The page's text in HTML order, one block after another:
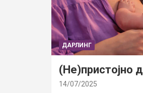
ДАРЛИНГ
(Не)пристојно
14/07/2025